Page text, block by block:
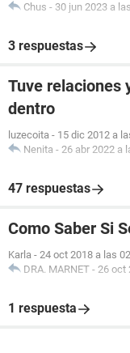
Chus - 30 jun 2023 a
3 respuestas
Tuve relaciones
dentro
luzecoita - 15 dic 2012 a
Nenita - 26 abr 2022 a
47 respuestas
Como Saber Si
Karla - 24 oct 2018 a las
DRA. MARNET - 26 oct
1 respuesta